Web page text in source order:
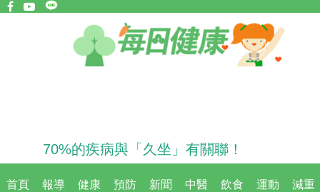
70%的疾病與「久坐」有關聯！
首頁 報導 健康 預防 新聞 中醫 飲食 運動 減重